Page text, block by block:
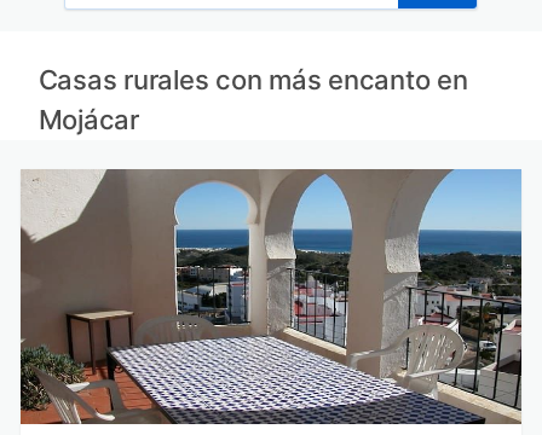
Casas rurales con más encanto en
Mojácar